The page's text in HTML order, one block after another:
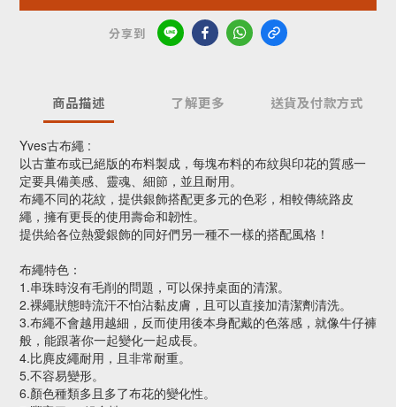
分享到
商品描述 了解更多 送貨及付款方式
Yves古布繩 :
以古董布或已絕版的布料製成，每塊布料的布紋與印花的質感一
定要具備美感、靈魂、細節，並且耐用。
布繩不同的花紋，提供銀飾搭配更多元的色彩，相較傳統路皮
繩，擁有更長的使用壽命和韌性。
提供給各位熱愛銀飾的同好們另一種不一樣的搭配風格！
布繩特色：
1.串珠時沒有毛削的問題，可以保持桌面的清潔。
2.裸繩狀態時流汗不怕沾黏皮膚，且可以直接加清潔劑清洗。
3.布繩不會越用越細，反而使用後本身配戴的色落感，就像牛仔褲
般，能跟著你一起變化一起成長。
4.比麂皮繩耐用，且非常耐重。
5.不容易變形。
6.顏色種類多且多了布花的變化性。